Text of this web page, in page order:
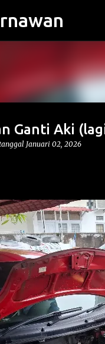
Ganti Aki
Januari 02, 2026